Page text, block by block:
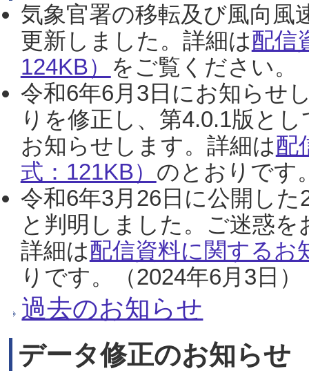
気象官署の移転及び風向風
更新しました。詳細は配信
124KB） をご覧ください。
令和6年6月3日にお知らせ
りを修正し、第4.0.1版と
お知らせします。詳細は配
式：121KB） のとおりです
令和6年3月26日に公開し
と判明しました。ご迷惑
詳細は配信資料に関するお
りです。（2024年6月3日）
過去のお知らせ
データ修正のお知らせ